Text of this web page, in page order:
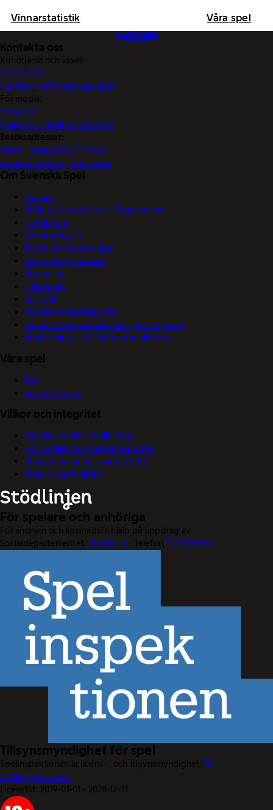
Vinnarstatistik Våra spel
Kontakta oss
Kundtjänst och växel:
0770-11 11 11
kundservice@svenskaspel.se
För media:
Pressjour
Pressjour vinster och vinnare
Besöksadresser:
Norra Hansegatan 17, Visby
Katarinavägen 15, Stockholm
Om Svenska Spel
Om oss
Börja sälja spel eller bli Vegaspartner
Nyhetsrum
Våra logotyper
Jobba på Svenska Spel
Vanliga frågor & svar
Sponsring
Hållbarhet
Spelkoll
Skydd mot bedrägerier
Så motverkar Svenska Spel penningtvätt
Användning av AI för kommunikation
Våra spel
Tur
Sport & Casino
Villkor och integritet
Välj dina cookieinställningar
Om cookies och personuppgifter
Behandling av personuppgifter
Visselblåsarfunktion
För spelare och anhöriga
För anonym och kostnadsfri hjälp på uppdrag av
Socialdepartementet. Stödlinjen. Telefon020-81 91 00.
Tillsynsmyndighet för spel
Spelinspektionen är licens- och tillsynsmyndighet.Till
Spelinspektionen.
Licenstid: 2019-01-01 - 2028-12-31.